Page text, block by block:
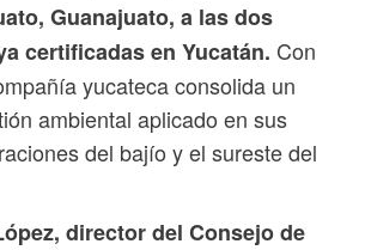
Guanajuato, a las dos
certificadas en Yucatán. Con
yucateca consolida un
ambiental aplicado en sus
del bajío y el sureste del
director del Consejo de